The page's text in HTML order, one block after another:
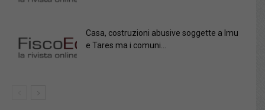
Casa, costruzioni abusive soggette a Imu
e Tares ma i comuni...